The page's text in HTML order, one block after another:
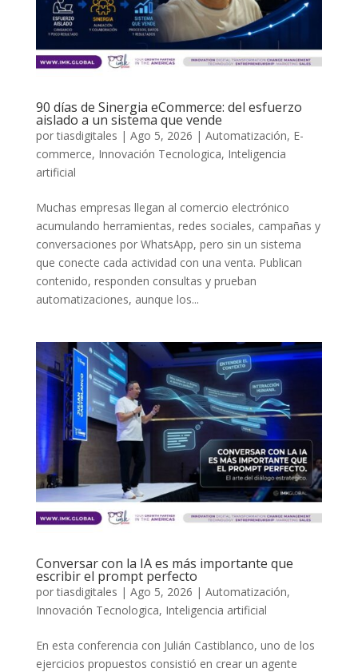
90 días de Sinergia eCommerce: del esfuerzo
aislado a un sistema que vende
portiasdigitales | Ago 5, 2026 | Automatización, E-
commerce, Innovación Tecnologica, Inteligencia
artificial
Muchas empresas llegan al comercio electrónico
acumulando herramientas, redes sociales, campañas y
conversaciones por WhatsApp, pero sin un sistema
que conecte cada actividad con una venta. Publican
contenido, responden consultas y prueban
automatizaciones, aunque los...
Conversar con la IA es más importante que
escribir el prompt perfecto
portiasdigitales | Ago 5, 2026 | Automatización,
Innovación Tecnologica, Inteligencia artificial
En esta conferencia con Julián Castiblanco, uno de los
ejercicios propuestos consistió en crear un agente